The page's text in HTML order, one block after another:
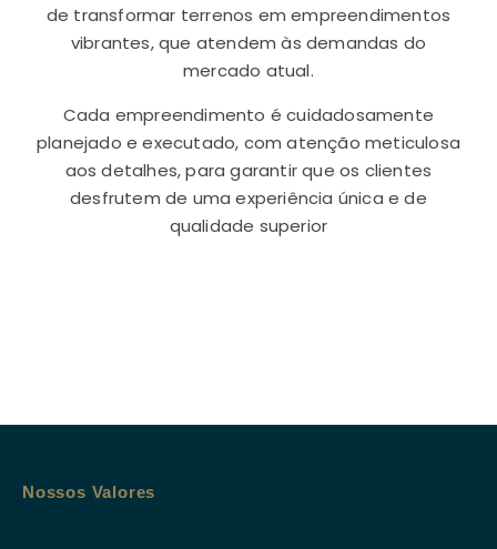
de transformar terrenos em empreendimentos
vibrantes, que atendem às demandas do
mercado atual.
Cada empreendimento é cuidadosamente
planejado e executado, com atenção meticulosa
aos detalhes, para garantir que os clientes
desfrutem de uma experiência única e de
qualidade superior
Nossos Valores